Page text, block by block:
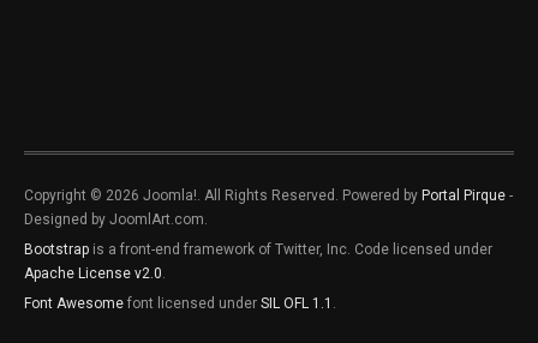
Copyright © 2026 Joomla!. All Rights Reserved. Powered by Portal Pirque -
Designed by JoomlArt.com.
Bootstrap is a front-end framework of Twitter, Inc. Code licensed under
Apache License v2.0.
Font Awesome font licensed under SIL OFL 1.1 .